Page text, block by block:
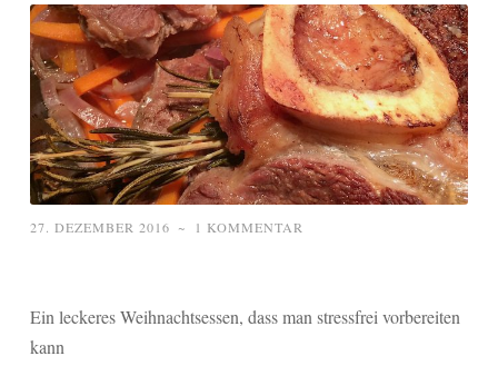
27. DEZEMBER 2016 ~ 1 KOMMENTAR
Ein leckeres Weihnachtsessen, dass man stressfrei vorbereiten
kann